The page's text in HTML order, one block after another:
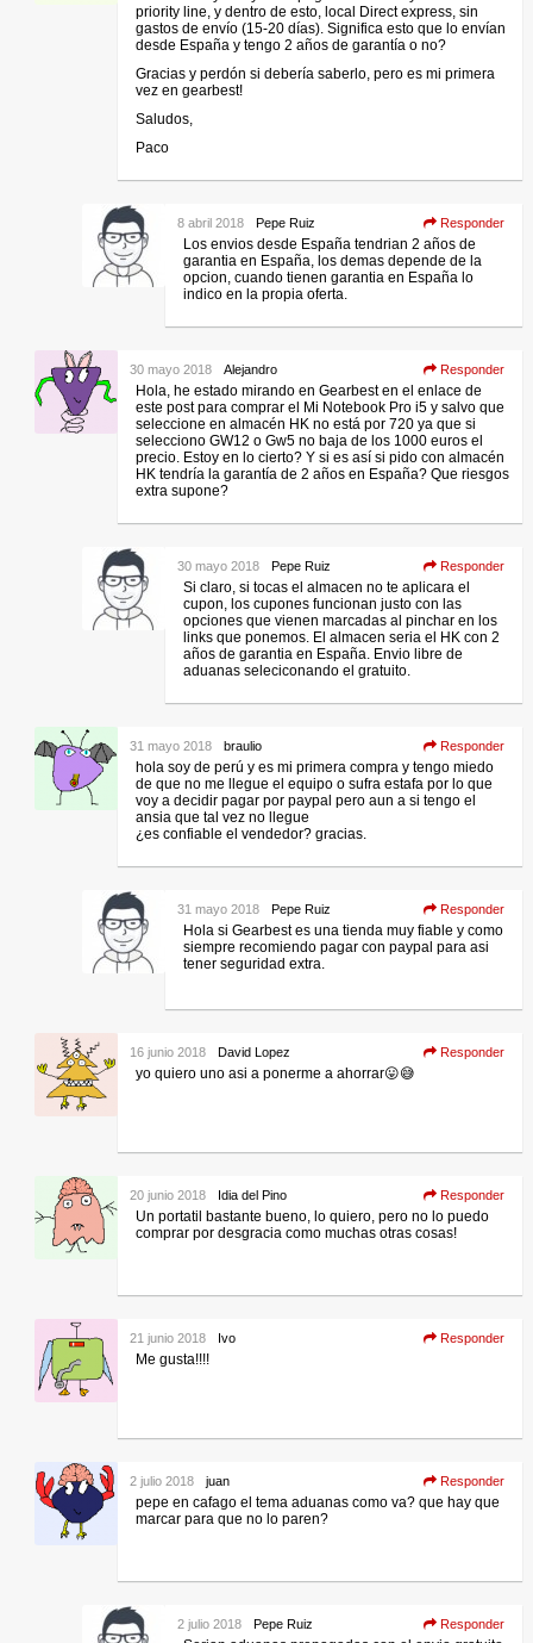
priority line, y dentro de esto, local Direct express, sin
gastos de envío (15-20 días). Significa esto que lo envían
desde España y tengo 2 años de garantía o no?
Gracias y perdón si debería saberlo, pero es mi primera
vez en gearbest!
Saludos,
Paco
Pepe Ruiz
8 abril 2018 Responder
Los envios desde España tendrian 2 años de
garantia en España, los demas depende de la
opcion, cuando tienen garantia en España lo
indico en la propia oferta.
Alejandro
30 mayo 2018 Responder
Hola, he estado mirando en Gearbest en el enlace de
este post para comprar el Mi Notebook Pro i5 y salvo que
seleccione en almacén HK no está por 720 ya que si
selecciono GW12 o Gw5 no baja de los 1000 euros el
precio. Estoy en lo cierto? Y si es así si pido con almacén
HK tendría la garantía de 2 años en España? Que riesgos
extra supone?
Pepe Ruiz
30 mayo 2018 Responder
Si claro, si tocas el almacen no te aplicara el
cupon, los cupones funcionan justo con las
opciones que vienen marcadas al pinchar en los
links que ponemos. El almacen seria el HK con 2
años de garantia en España. Envio libre de
aduanas seleciconando el gratuito.
braulio
31 mayo 2018 Responder
hola soy de perú y es mi primera compra y tengo miedo
de que no me llegue el equipo o sufra estafa por lo que
voy a decidir pagar por paypal pero aun a si tengo el
ansia que tal vez no llegue
¿es confiable el vendedor? gracias.
Pepe Ruiz
31 mayo 2018 Responder
Hola si Gearbest es una tienda muy fiable y como
siempre recomiendo pagar con paypal para asi
tener seguridad extra.
David Lopez
16 junio 2018 Responder
yo quiero uno asi a ponerme a ahorrar😛😅
Idia del Pino
20 junio 2018 Responder
Un portatil bastante bueno, lo quiero, pero no lo puedo
comprar por desgracia como muchas otras cosas!
Ivo
21 junio 2018 Responder
Me gusta!!!!
juan
2 julio 2018 Responder
pepe en cafago el tema aduanas como va? que hay que
marcar para que no lo paren?
Pepe Ruiz
2 julio 2018 Responder